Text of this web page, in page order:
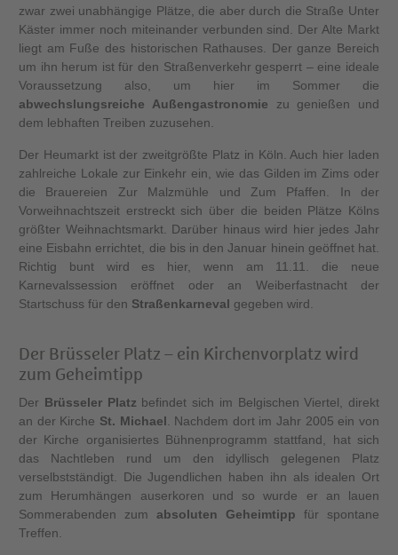
zwar zwei unabhängige Plätze, die aber durch die Straße Unter
Käster immer noch miteinander verbunden sind. Der Alte Markt
liegt am Fuße des historischen Rathauses. Der ganze Bereich
um ihn herum ist für den Straßenverkehr gesperrt – eine ideale
Voraussetzung also, um hier im Sommer die
abwechslungsreiche Außengastronomie zu genießen und
dem lebhaften Treiben zuzusehen.
Der Heumarkt ist der zweitgrößte Platz in Köln. Auch hier laden
zahlreiche Lokale zur Einkehr ein, wie das Gilden im Zims oder
die Brauereien Zur Malzmühle und Zum Pfaffen. In der
Vorweihnachtszeit erstreckt sich über die beiden Plätze Kölns
größter Weihnachtsmarkt. Darüber hinaus wird hier jedes Jahr
eine Eisbahn errichtet, die bis in den Januar hinein geöffnet hat.
Richtig bunt wird es hier, wenn am 11.11. die neue
Karnevalssession eröffnet oder an Weiberfastnacht der
Startschuss für den Straßenkarneval gegeben wird.
Der Brüsseler Platz – ein Kirchenvorplatz wird
zum Geheimtipp
Der Brüsseler Platz befindet sich im Belgischen Viertel, direkt
an der Kirche St. Michael . Nachdem dort im Jahr 2005 ein von
der Kirche organisiertes Bühnenprogramm stattfand, hat sich
das Nachtleben rund um den idyllisch gelegenen Platz
verselbstständigt. Die Jugendlichen haben ihn als idealen Ort
zum Herumhängen auserkoren und so wurde er an lauen
Sommerabenden zum absoluten Geheimtipp für spontane
Treffen.